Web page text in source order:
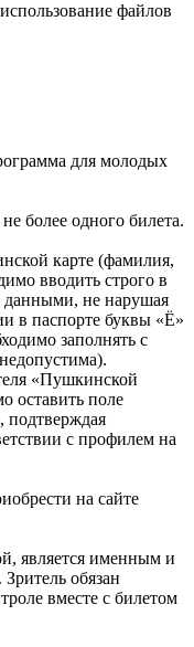
файлов
для молодых
более одного билета.
карте (фамилия,
вводить строго в
данными, не нарушая
в паспорте буквы «Ё»
заполнять с
«Пушкинской
оставить поле
подтверждая
с профилем на
на сайте
является именным и
обязан
вместе с билетом